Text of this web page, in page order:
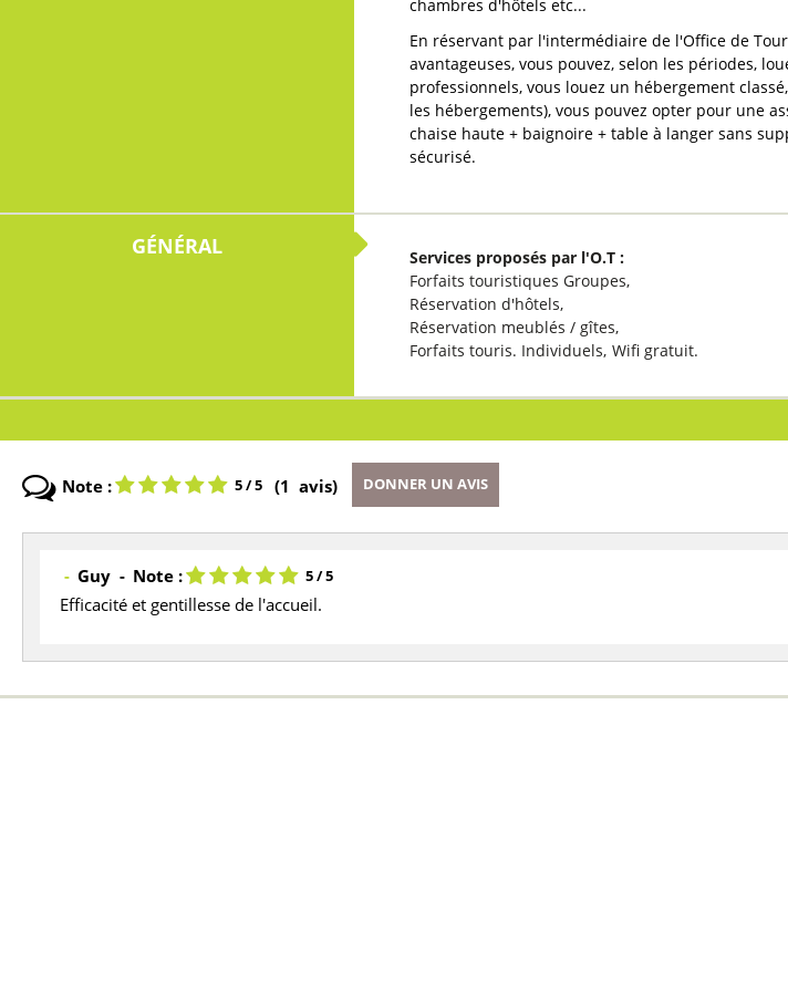
chambres d'hôtels etc...
En réservant par l'intermédiaire de l'Office de
avantageuses, vous pouvez, selon les périodes,
professionnels, vous louez un hébergement
les hébergements), vous pouvez opter pour une
chaise haute + baignoire + table à langer sans
sécurisé.
GÉNÉRAL Services proposés par l'O.T :
Forfaits touristiques Groupes
Réservation d'hôtels
Réservation meublés / gîtes
Forfaits touris. Individuels Wifi gratuit
Note : 5/ 5 (1 avis) DONNER UN AVIS
Guy Note : 5 / 5
Efficacité et gentillesse de l'accueil.